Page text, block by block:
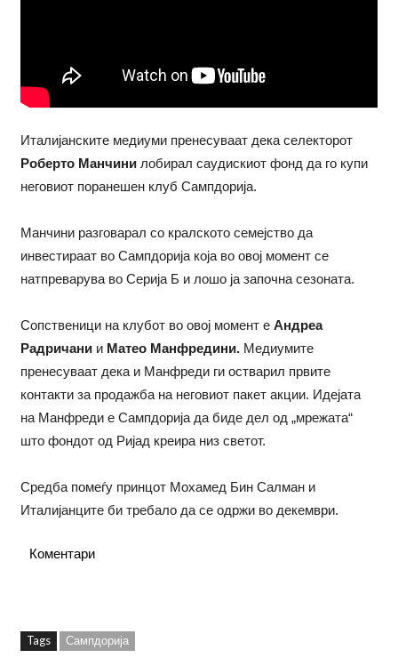
Италијанските медиуми пренесуваат дека селекторот
Роберто Манчини лобирал саудискиот фонд да го купи
неговиот поранешен клуб Сампдорија.
Манчини разговарал со кралското семејство да
инвестираат во Сампдорија која во овој момент се
натпреварува во Серија Б и лошо ја започна сезоната.
Сопственици на клубот во овој момент еАндреа
Радричании Матео Манфредини.Медиумите
пренесуваат дека и Манфреди ги остварил првите
контакти за продажба на неговиот пакет акции. Идејата
на Манфреди е Сампдорија да биде дел од „мрежата“
што фондот од Ријад креира низ светот.
Средба помеѓу принцот Мохамед Бин Салман и
Италијанците би требало да се одржи во декември.
Коментари
Tags Сампдорија